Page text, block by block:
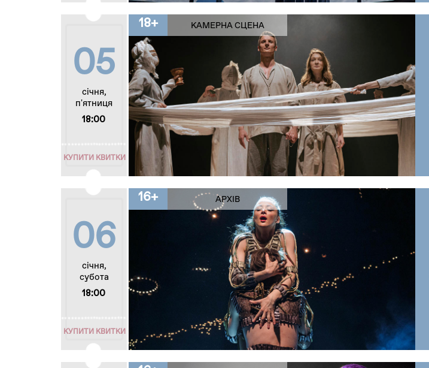
05
січня,
п'ятниця
18:00
КУПИТИ КВИТКИ
18+ КАМЕРНА СЦЕНА
06
січня,
субота
18:00
КУПИТИ КВИТКИ
16+ АРХІВ